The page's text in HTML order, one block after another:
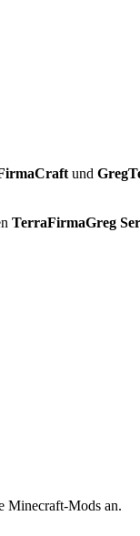
und
TerraFirmaGreg
Minecraft-Mods an.